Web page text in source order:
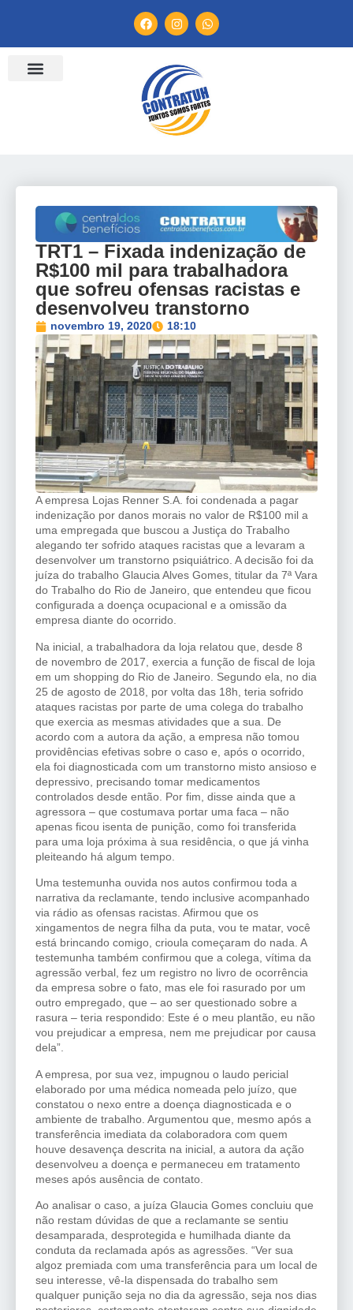
TRT1 – Fixada indenização de
R$100 mil para trabalhadora
que sofreu ofensas racistas e
desenvolveu transtorno
novembro 19, 2020 18:10
A empresa Lojas Renner S.A. foi condenada a pagar
indenização por danos morais no valor de R$100 mil a
uma empregada que buscou a Justiça do Trabalho
alegando ter sofrido ataques racistas que a levaram a
desenvolver um transtorno psiquiátrico. A decisão foi da
juíza do trabalho Glaucia Alves Gomes, titular da 7ª Vara
do Trabalho do Rio de Janeiro, que entendeu que ficou
configurada a doença ocupacional e a omissão da
empresa diante do ocorrido.
Na inicial, a trabalhadora da loja relatou que, desde 8
de novembro de 2017, exercia a função de fiscal de loja
em um shopping do Rio de Janeiro. Segundo ela, no dia
25 de agosto de 2018, por volta das 18h, teria sofrido
ataques racistas por parte de uma colega do trabalho
que exercia as mesmas atividades que a sua. De
acordo com a autora da ação, a empresa não tomou
providências efetivas sobre o caso e, após o ocorrido,
ela foi diagnosticada com um transtorno misto ansioso e
depressivo, precisando tomar medicamentos
controlados desde então. Por fim, disse ainda que a
agressora – que costumava portar uma faca – não
apenas ficou isenta de punição, como foi transferida
para uma loja próxima à sua residência, o que já vinha
pleiteando há algum tempo.
Uma testemunha ouvida nos autos confirmou toda a
narrativa da reclamante, tendo inclusive acompanhado
via rádio as ofensas racistas. Afirmou que os
xingamentos de negra filha da puta, vou te matar, você
está brincando comigo, crioula começaram do nada. A
testemunha também confirmou que a colega, vítima da
agressão verbal, fez um registro no livro de ocorrência
da empresa sobre o fato, mas ele foi rasurado por um
outro empregado, que – ao ser questionado sobre a
rasura – teria respondido: Este é o meu plantão, eu não
vou prejudicar a empresa, nem me prejudicar por causa
dela”.
A empresa, por sua vez, impugnou o laudo pericial
elaborado por uma médica nomeada pelo juízo, que
constatou o nexo entre a doença diagnosticada e o
ambiente de trabalho. Argumentou que, mesmo após a
transferência imediata da colaboradora com quem
houve desavença descrita na inicial, a autora da ação
desenvolveu a doença e permaneceu em tratamento
meses após ausência de contato.
Ao analisar o caso, a juíza Glaucia Gomes concluiu que
não restam dúvidas de que a reclamante se sentiu
desamparada, desprotegida e humilhada diante da
conduta da reclamada após as agressões. “Ver sua
algoz premiada com uma transferência para um local de
seu interesse, vê-la dispensada do trabalho sem
qualquer punição seja no dia da agressão, seja nos dias